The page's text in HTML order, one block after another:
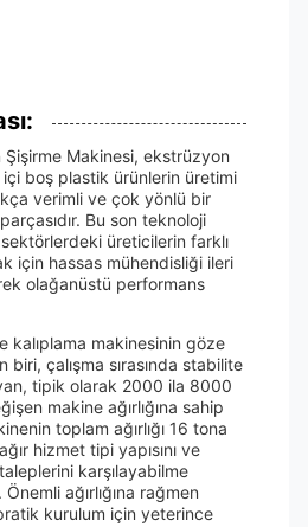
Makinesi, ekstrüzyon
boş plastik ürünlerin üretimi
verimli ve çok yönlü bir
Bu son teknoloji
üreticilerin farklı
için hassas mühendisliği ileri
olağanüstü performans
kalıplama makinesinin göze
çalışma sırasında stabilite
tipik olarak 2000 ila 8000
makine ağırlığına sahip
toplam ağırlığı 16 tona
hizmet tipi yapısını ve
karşılayabilme
ağırlığına rağmen
kurulum için yeterince